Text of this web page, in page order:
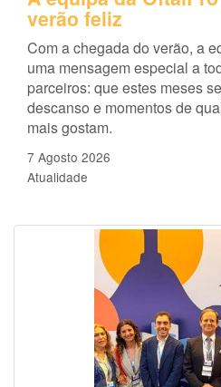
verão feliz
Com a chegada do verão, a
uma mensagem especial a
parceiros: que estes meses
descanso e momentos de
mais gostam.
7 Agosto 2026
Atualidade